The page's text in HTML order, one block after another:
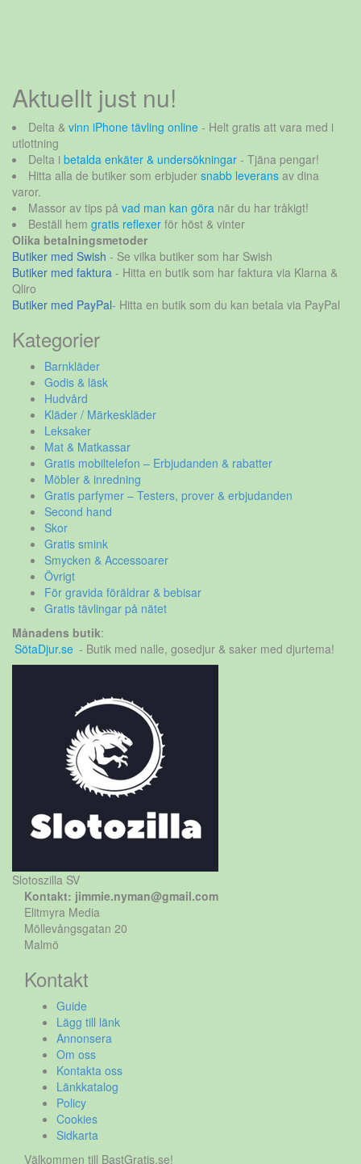
Aktuellt just nu!
Delta & vinn iPhone tävling online - Helt gratis att vara med i
utlottning
Delta i betalda enkäter & undersökningar - Tjäna pengar!
Hitta alla de butiker som erbjuder snabb leverans av dina
varor.
Massor av tips på vad man kan göra när du har tråkigt!
Beställ hem gratis reflexer för höst & vinter
Olika betalningsmetoder
Butiker med Swish - Se vilka butiker som har Swish
Butiker med faktura - Hitta en butik som har faktura via Klarna &
Qliro
Butiker med PayPal- Hitta en butik som du kan betala via PayPal
Kategorier
Barnkläder
Godis & läsk
Hudvård
Kläder / Märkeskläder
Leksaker
Mat & Matkassar
Gratis mobiltelefon – Erbjudanden & rabatter
Möbler & inredning
Gratis parfymer – Testers, prover & erbjudanden
Second hand
Skor
Gratis smink
Smycken & Accessoarer
Övrigt
För gravida föräldrar & bebisar
Gratis tävlingar på nätet
Månadens butik:
SötaDjur.se - Butik med nalle, gosedjur & saker med djurtema!
Slotoszilla SV
Kontakt: jimmie.nyman@gmail.com
Elitmyra Media
Möllevångsgatan 20
Malmö
Kontakt
Guide
Lägg till länk
Annonsera
Om oss
Kontakta oss
Länkkatalog
Policy
Cookies
Sidkarta
Välkommen till BastGratis.se!